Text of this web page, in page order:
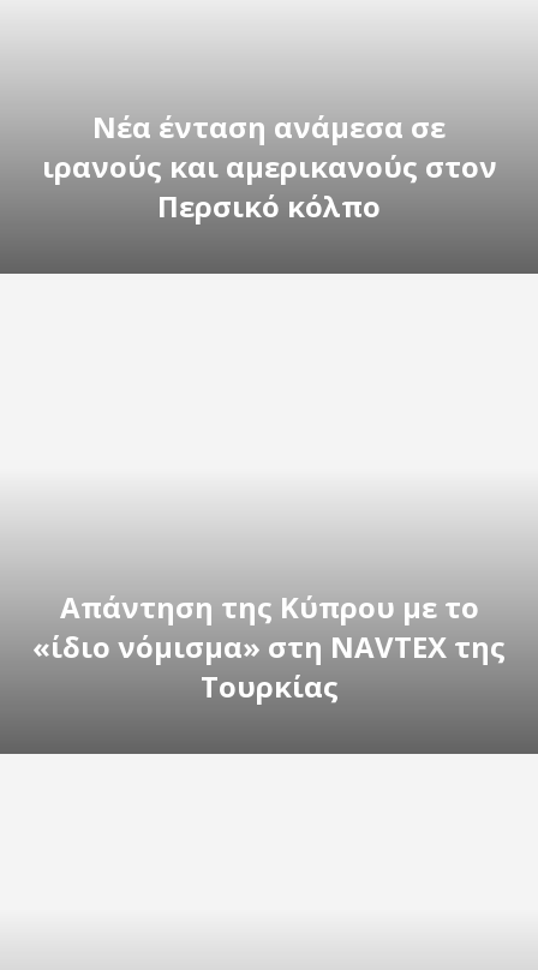
Νέα ένταση ανάμεσα σε
ιρανούς και αμερικανούς στον
Περσικό κόλπο
Απάντηση της Κύπρου με το
«ίδιο νόμισμα» στη NAVTEX της
Τουρκίας